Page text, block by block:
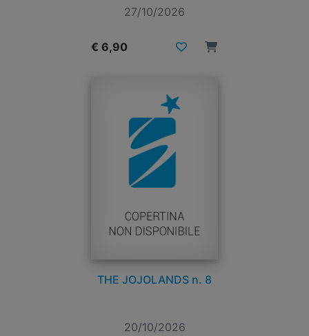
27/10/2026
€ 6,90
THE JOJOLANDS n. 8
20/10/2026